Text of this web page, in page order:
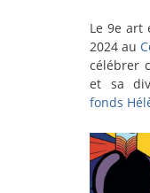
Le 9e art
2024 au
célébrer
et sa
fonds